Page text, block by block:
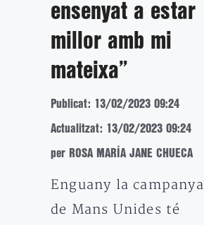
ensenyat a estar
millor amb mi
mateixa”
Publicat: 13/02/2023 09:24
Actualitzat: 13/02/2023 09:24
per ROSA MARÍA JANE CHUECA
Enguany la campanya
de Mans Unides té